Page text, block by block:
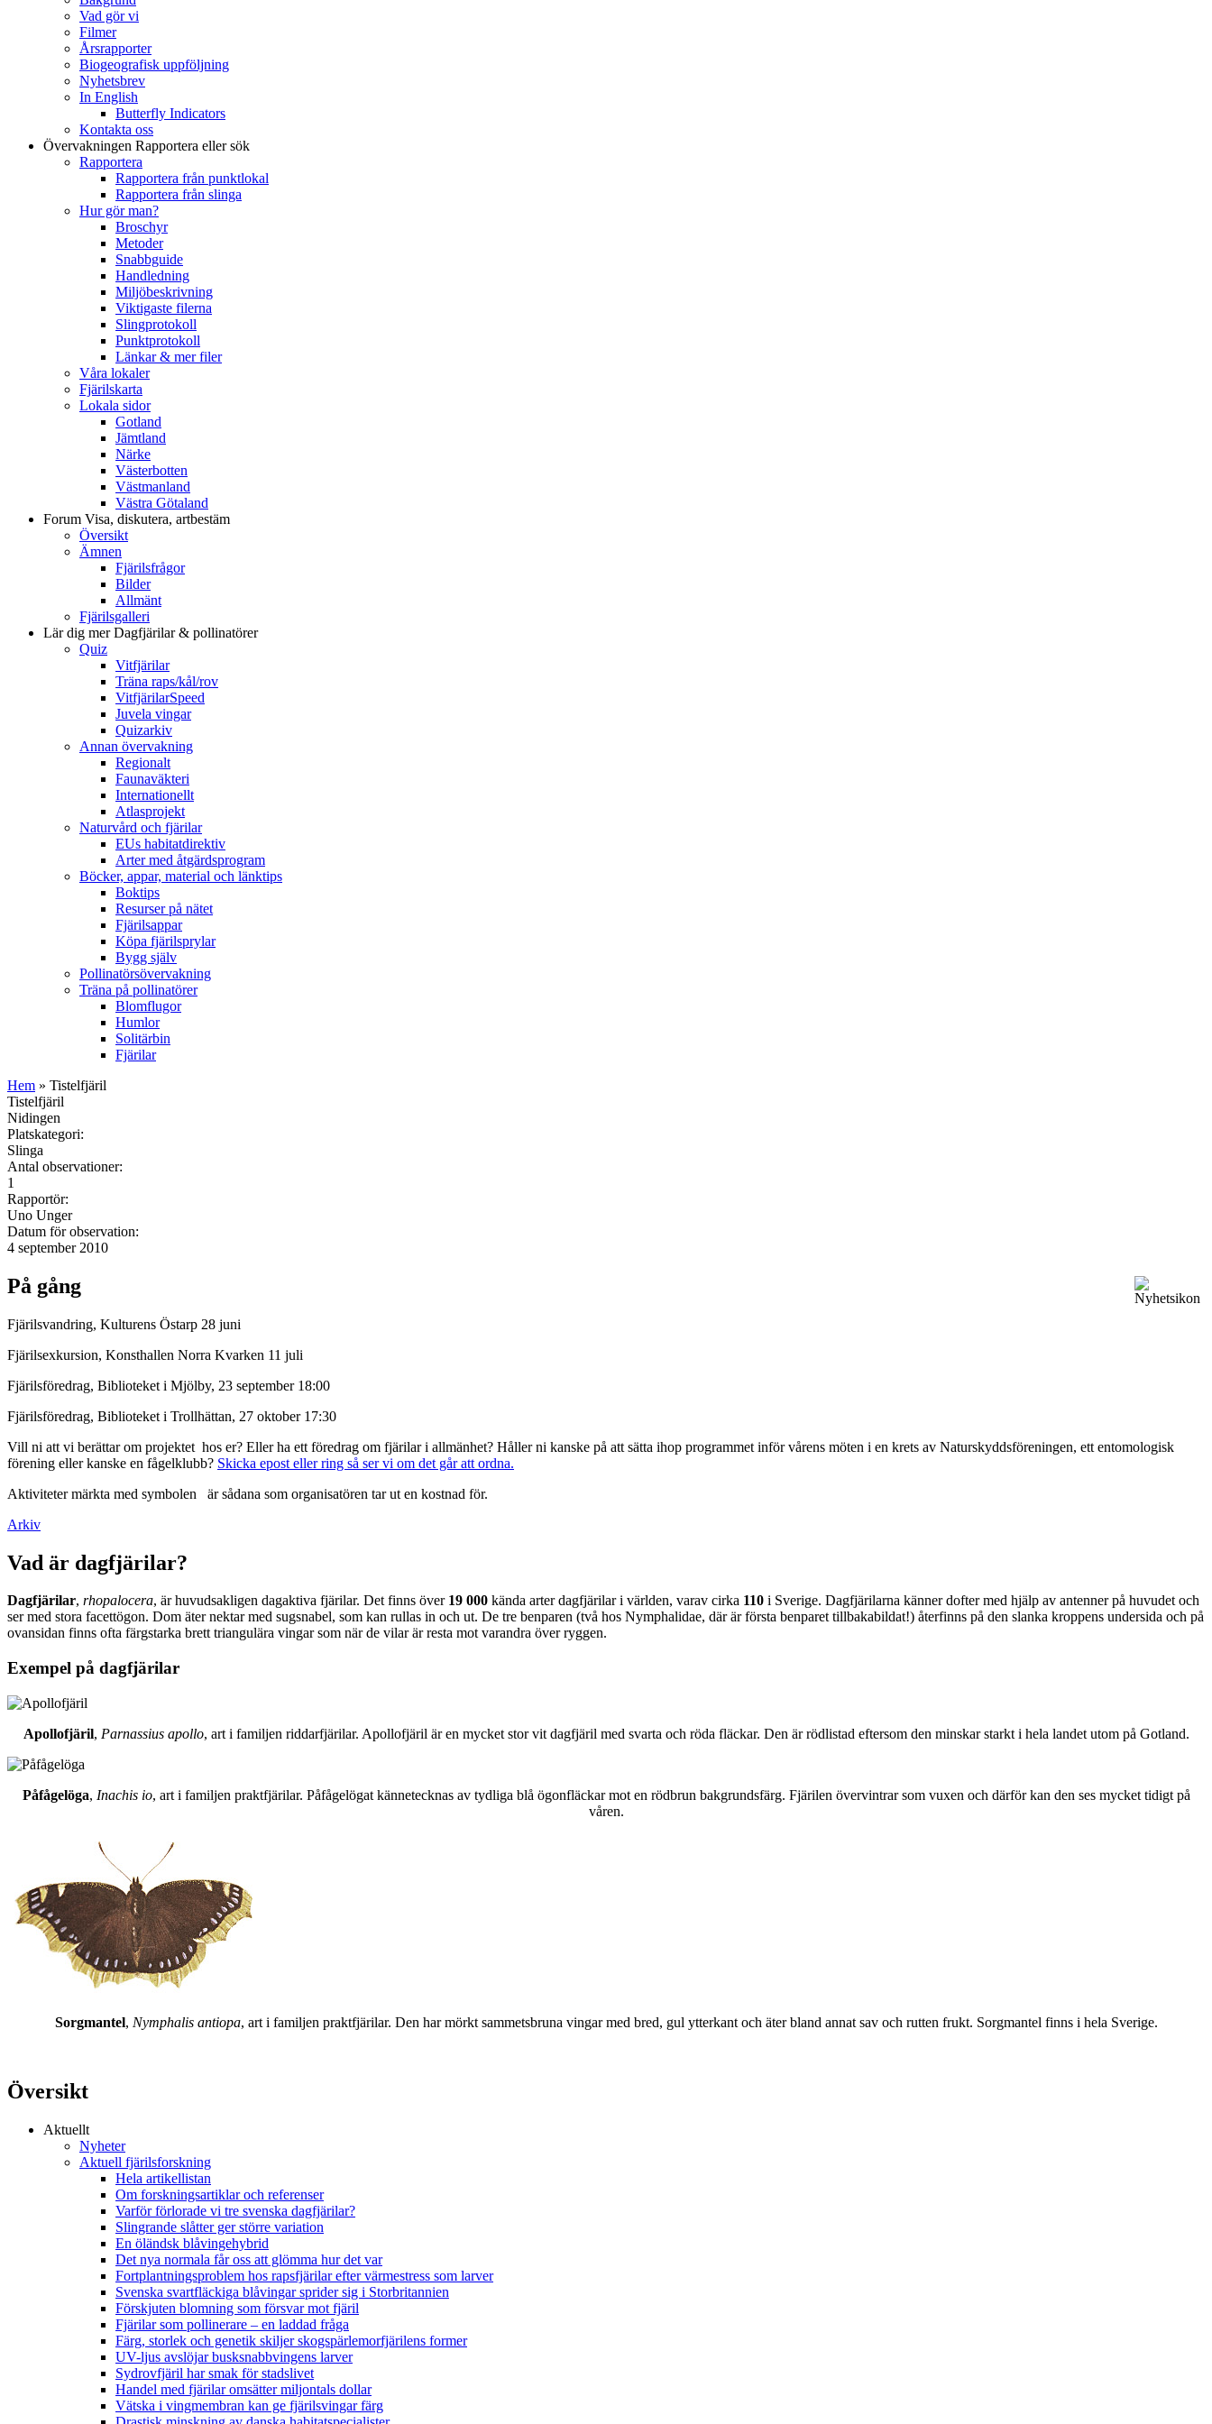
Vad gör vi
Filmer
Årsrapporter
Biogeografisk uppföljning
Nyhetsbrev
In English
Butterfly Indicators
Kontakta oss
Övervakningen Rapportera eller sök
Rapportera
Rapportera från punktlokal
Rapportera från slinga
Hur gör man?
Broschyr
Metoder
Snabbguide
Handledning
Miljöbeskrivning
Viktigaste filerna
Slingprotokoll
Punktprotokoll
Länkar & mer filer
Våra lokaler
Fjärilskarta
Lokala sidor
Gotland
Jämtland
Närke
Västerbotten
Västmanland
Västra Götaland
Forum Visa, diskutera, artbestäm
Översikt
Ämnen
Fjärilsfrågor
Bilder
Allmänt
Fjärilsgalleri
Lär dig merDagfjärilar & pollinatörer
Quiz
Vitfjärilar
Träna raps/kål/rov
VitfjärilarSpeed
Juvela vingar
Quizarkiv
Annan övervakning
Regionalt
Faunaväkteri
Internationellt
Atlasprojekt
Naturvård och fjärilar
EUs habitatdirektiv
Arter med åtgärdsprogram
Böcker, appar, material och länktips
Boktips
Resurser på nätet
Fjärilsappar
Köpa fjärilsprylar
Bygg själv
Pollinatörsövervakning
Träna på pollinatörer
Blomflugor
Humlor
Solitärbin
Fjärilar
Hem » Tistelfjäril
Tistelfjäril
Nidingen
Platskategori:
Slinga
Antal observationer:
1
Rapportör:
Uno Unger
Datum för observation:
4 september 2010
På gång
Fjärilsvandring, Kulturens Östarp 28 juni
Fjärilsexkursion, Konsthallen Norra Kvarken 11 juli
Fjärilsföredrag, Biblioteket i Mjölby, 23 september 18:00
Fjärilsföredrag, Biblioteket i Trollhättan, 27 oktober 17:30
Vill ni att vi berättar om projektet hos er? Eller ha ett föredrag om fjärilar i allmänhet? Håller ni kanske på att sätta ihop programmet inför vårens möten i en krets av Naturskyddsföreningen, ett entomologisk
förening eller kanske en fågelklubb? Skicka epost eller ring så ser vi om det går att ordna.
Aktiviteter märkta med symbolen
är sådana som organisatören tar ut en kostnad för.
Arkiv
Vad är dagfjärilar?
Dagfjärilar, rhopalocera, är huvudsakligen dagaktiva fjärilar. Det finns över 19 000 kända arter dagfjärilar i världen, varav cirka 110 i Sverige. Dagfjärilarna känner dofter med hjälp av antenner på huvudet och
ser med stora facettögon. Dom äter nektar med sugsnabel, som kan rullas in och ut. De tre benparen (två hos Nymphalidae, där är första benparet tillbakabildat!) återfinns på den slanka kroppens undersida och på
ovansidan finns ofta färgstarka brett triangulära vingar som när de vilar är resta mot varandra över ryggen.
Exempel på dagfjärilar
Apollofjäril, Parnassius apollo, art i familjen riddarfjärilar. Apollofjäril är en mycket stor vit dagfjäril med svarta och röda fläckar. Den är rödlistad eftersom den minskar starkt i hela landet utom på Gotland.
Påfågelöga, Inachis io, art i familjen praktfjärilar. Påfågelögat kännetecknas av tydliga blå ögonfläckar mot en rödbrun bakgrundsfärg. Fjärilen övervintrar som vuxen och därför kan den ses mycket tidigt på
våren.
Sorgmantel, Nymphalis antiopa, art i familjen praktfjärilar. Den har mörkt sammetsbruna vingar med bred, gul ytterkant och äter bland annat sav och rutten frukt. Sorgmantel finns i hela Sverige.
Översikt
Aktuellt
Nyheter
Aktuell fjärilsforskning
Hela artikellistan
Om forskningsartiklar och referenser
Varför förlorade vi tre svenska dagfjärilar?
Slingrande slåtter ger större variation
En öländsk blåvingehybrid
Det nya normala får oss att glömma hur det var
Fortplantningsproblem hos rapsfjärilar efter värmestress som larver
Svenska svartfläckiga blåvingar sprider sig i Storbritannien
Förskjuten blomning som försvar mot fjäril
Fjärilar som pollinerare – en laddad fråga
Färg, storlek och genetik skiljer skogspärlemorfjärilens former
UV-ljus avslöjar busksnabbvingens larver
Sydrovfjäril har smak för stadslivet
Handel med fjärilar omsätter miljontals dollar
Vätska i vingmembran kan ge fjärilsvingar färg